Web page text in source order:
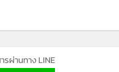
งเกตขั้นตอนการขอยกเลิกการ
บียบ
ให้กับผู้อ่านบนเว็บไซต์ และ